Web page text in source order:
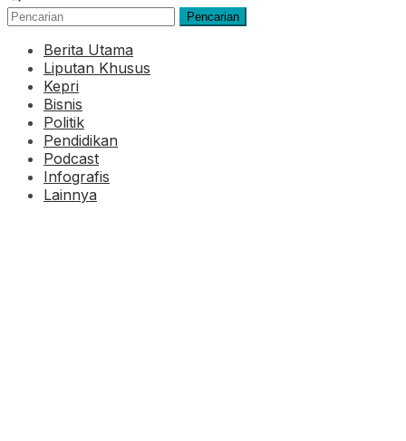
Pencarian
Berita Utama
Liputan Khusus
Kepri
Bisnis
Politik
Pendidikan
Podcast
Infografis
Lainnya